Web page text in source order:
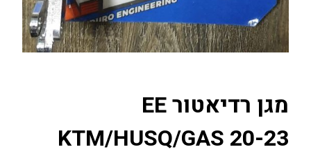
מגן רדיאטור EE
KTM/HUSQ/GAS 20-23